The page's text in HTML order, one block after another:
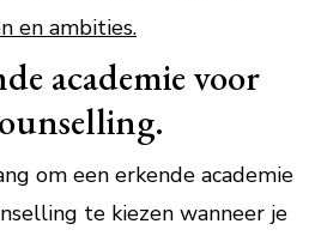
en ambities.
academie voor
om een erkende academie
te kiezen wanneer je